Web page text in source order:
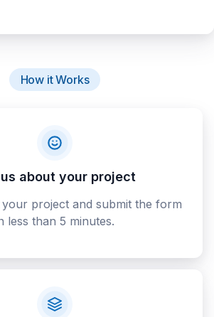
How it Works
about your project
project and submit the form
less than 5 minutes.